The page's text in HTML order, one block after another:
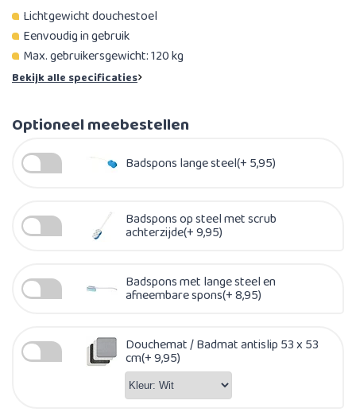
Lichtgewicht douchestoel
Eenvoudig in gebruik
Max. gebruikersgewicht: 120 kg
Bekijk alle specificaties
Optioneel meebestellen
Badspons lange steel(+ 5,95)
Badspons op steel met scrub
achterzijde(+ 9,95)
Badspons met lange steel en
afneembare spons(+ 8,95)
Douchemat / Badmat antislip 53 x 53
cm(+ 9,95)